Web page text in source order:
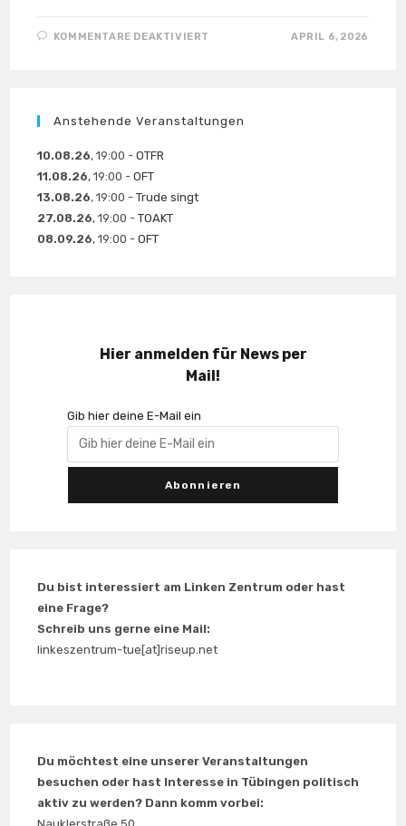
KOMMENTARE DEAKTIVIERT APRIL 6, 2026
Anstehende Veranstaltungen
10.08.26, 19:00 -OTFR
11.08.26, 19:00 -OFT
13.08.26, 19:00 -Trude singt
27.08.26, 19:00 -TOAKT
08.09.26, 19:00 -OFT
Hier anmelden für News per
Mail!
Gib hier deine E-Mail ein
Du bist interessiert am Linken Zentrum oder hast
eine Frage?
Schreib uns gerne eine Mail:
linkeszentrum-tue[at]riseup.net
Du möchtest eine unserer Veranstaltungen
besuchen oder hast Interesse in Tübingen politisch
aktiv zu werden? Dann komm vorbei: